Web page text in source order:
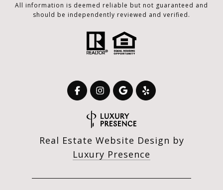
All information is deemed reliable but not guaranteed and
should be independently reviewed and verified.
Real Estate Website Design by
Luxury Presence